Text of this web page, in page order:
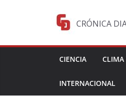
CRÓNICA
CIENCIA CLIMA
INTERNACIONAL